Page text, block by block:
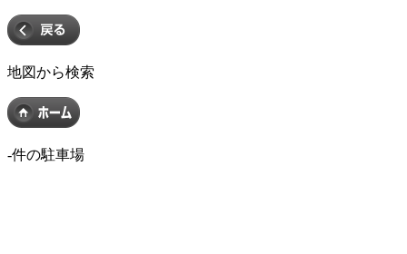
地図から検索
-件の駐車場